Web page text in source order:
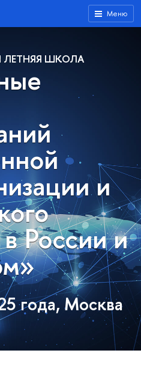
Меню
ШКОЛА
и
России и
года, Москва